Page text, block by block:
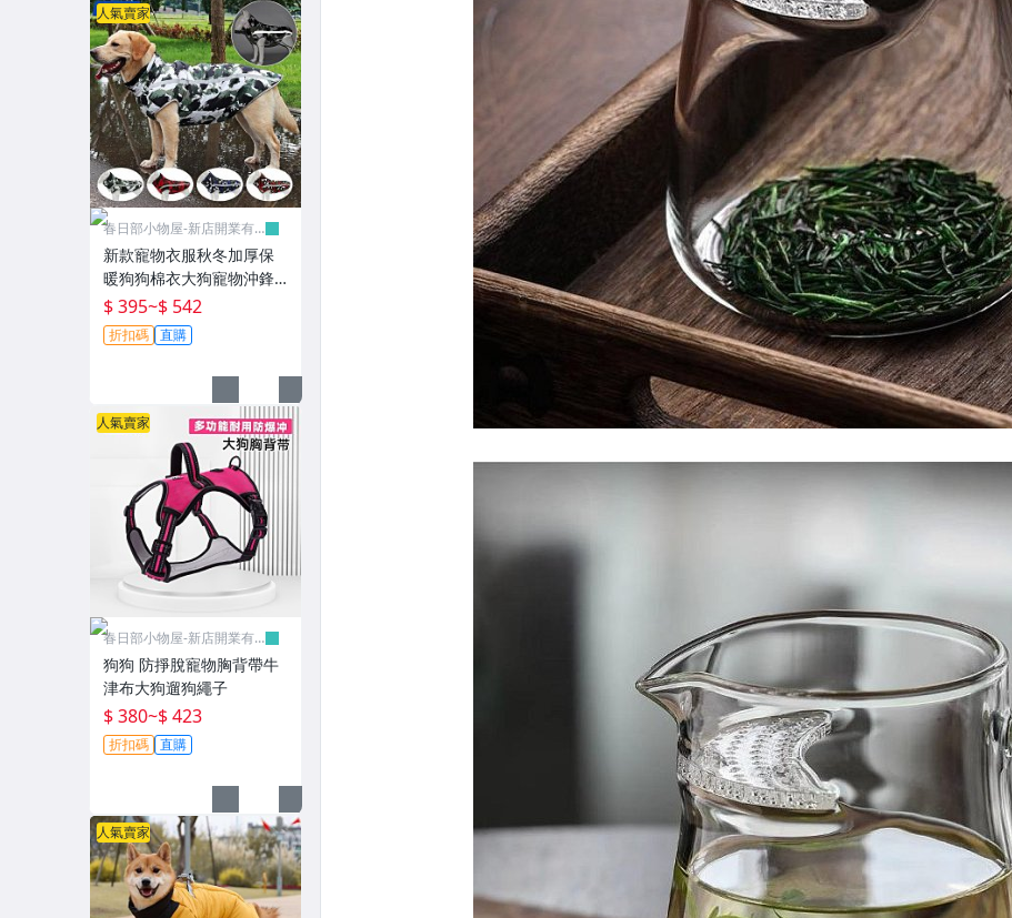
人氣賣家
春日部小物屋-新店開業有
新款寵物衣服秋冬加厚保
暖狗狗棉衣大狗寵物沖鋒
衣寵物服裝
$ 395~$ 542
折扣碼 直購
人氣賣家
春日部小物屋-新店開業有
狗狗 防掙脫寵物胸背帶牛
津布大狗遛狗繩子
$ 380~$ 423
折扣碼 直購
人氣賣家